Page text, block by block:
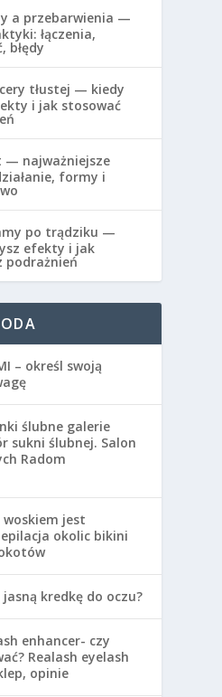
a przebarwienia —
łączenia,
błędy
tłustej — kiedy
i jak stosować
— najważniejsze
formy i
po trądziku —
efekty i jak
podrażnień
– określ swoją
ślubne galerie
sukni ślubnej. Salon
Radom
woskiem jest
okolic bikini
jasną kredkę do oczu?
enhancer- czy
Realash eyelash
opinie